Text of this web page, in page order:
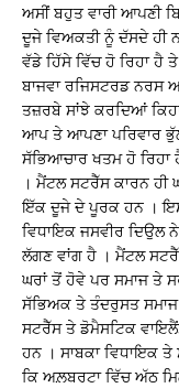
ਅਸੀਂ ਬਹੁਤ ਵਾਰੀ ਆਪਣੀ
ਦੂਜੇ ਵਿਅਕਤੀ ਨੂੰ ਦੱਸਦੇ ਹੀ
ਵੱਡੇ ਹਿੱਸੇ ਵਿੱਚ ਹੋ ਰਿਹਾ ਹੈ
ਬਾਜਵਾ ਰਜਿਸਟਰਡ ਨਰਸ
ਤਜ਼ਰਬੇ ਸਾਂਝੇ ਕਰਦਿਆਂ
ਆਪ ਤੇ ਆਪਣਾ ਪਰਿਵਾਰ
ਸੱਭਿਆਚਾਰ ਖਤਮ ਹੋ ਰਿਹਾ
। ਮੈਂਟਲ ਸਟਰੈੱਸ ਕਾਰਨ ਹੀ
ਇੱਕ ਦੂਜੇ ਦੇ ਪੂਰਕ ਹਨ । ਇਸ
ਵਿਧਾਇਕ ਜਸਵੀਰ ਦਿਉਲ
ਲੱਗਣ ਵਾਂਗ ਹੈ । ਮੈਂਟਲ
ਘਰਾਂ ਤੋਂ ਹੋਵੇ ਪਰ ਸਮਾਜ ਤੇ
ਸੱਭਿਅਕ ਤੇ ਤੰਦਰੁਸਤ ਸਮਾਜ
ਸਟਰੈੱਸ ਤੇ ਡੋਮੈਸਟਿਕ
ਹਨ । ਸਾਬਕਾ ਵਿਧਾਇਕ
ਕਿ ਅਲ਼ਬਰਟਾ ਵਿੱਚ ਅੱਠ